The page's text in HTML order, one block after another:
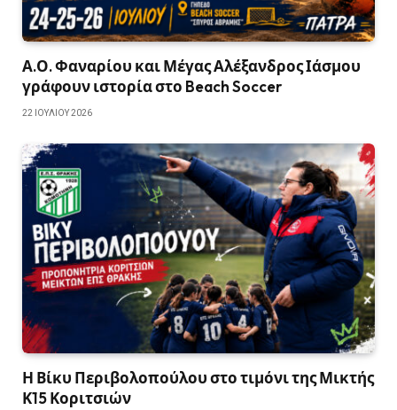
Α.Ο. Φαναρίου και Μέγας Αλέξανδρος Ιάσμου
γράφουν ιστορία στο Beach Soccer
22 ΙΟΥΛΊΟΥ 2026
Η Βίκυ Περιβολοπούλου στο τιμόνι της Μικτής
Κ15 Κοριτσιών